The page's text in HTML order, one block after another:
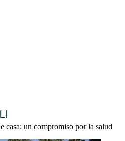
casa: un compromiso por la salud